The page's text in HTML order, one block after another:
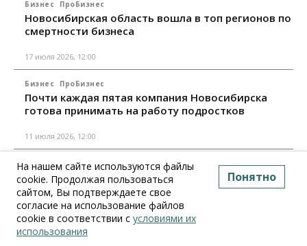
Бизнес ПроБизнес
Новосибирская область вошла в топ регионов по
смертности бизнеса
17 июля 2026, 12:00
Бизнес ПроБизнес
Почти каждая пятая компания Новосибирска
готова принимать на работу подростков
11 июля 2026, 12:00
Все материалы
На нашем сайте используются файлы
cookie. Продолжая пользоваться
сайтом, Вы подтверждаете свое
согласие на использование файлов
cookie в соответствии с условиями их
использования
Понятно